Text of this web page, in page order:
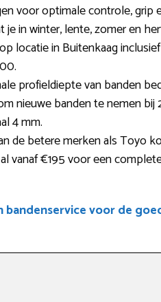
voor optimale controle, grip
je in winter, lente, zomer en
locatie in Buitenkaag
profieldiepte van banden
nieuwe banden te nemen
4 mm.
de betere merken als Toyo
vanaf €195 voor een
bandenservice voor de